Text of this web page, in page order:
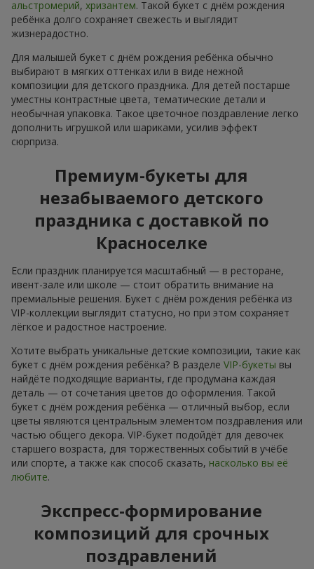
альстромерий, хризантем. Такой букет с днём рождения
ребёнка долго сохраняет свежесть и выглядит
жизнерадостно.
Для малышей букет с днём рождения ребёнка обычно
выбирают в мягких оттенках или в виде нежной
композиции для детского праздника. Для детей постарше
уместны контрастные цвета, тематические детали и
необычная упаковка. Такое цветочное поздравление легко
дополнить игрушкой или шариками, усилив эффект
сюрприза.
Премиум-букеты для
незабываемого детского
праздника с доставкой по
Красноселке
Если праздник планируется масштабный — в ресторане,
ивент-зале или школе — стоит обратить внимание на
премиальные решения. Букет с днём рождения ребёнка из
VIP-коллекции выглядит статусно, но при этом сохраняет
лёгкое и радостное настроение.
Хотите выбрать уникальные детские композиции, такие как
букет с днём рождения ребёнка? В разделе VIP-букеты вы
найдёте подходящие варианты, где продумана каждая
деталь — от сочетания цветов до оформления. Такой
букет с днём рождения ребёнка — отличный выбор, если
цветы являются центральным элементом поздравления или
частью общего декора. VIP-букет подойдёт для девочек
старшего возраста, для торжественных событий в учёбе
или спорте, а также как способ сказать, насколько вы её
любите.
Экспресс-формирование
композиций для срочных
поздравлений